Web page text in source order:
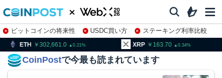
ビットコインの将来性 USDC買い方
ステーキング利率比較
株特集・関連銘柄
0.21 163.70 0.34
CoinPostで今最も読まれています